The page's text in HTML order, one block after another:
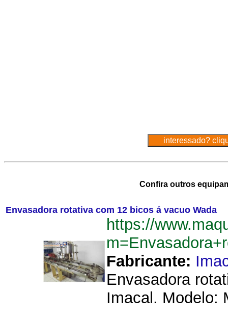
Confira outros
Envasadora rotativa com 12 bicos á vacuo Wada
https://
Fabricante:
Envasadora
Imacal. Modelo: